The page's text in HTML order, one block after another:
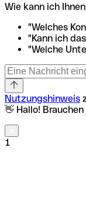
Wie kann ich
"Welches
"Kann ich
"Welche
Nutzungshinweis
👋 Hallo!
1